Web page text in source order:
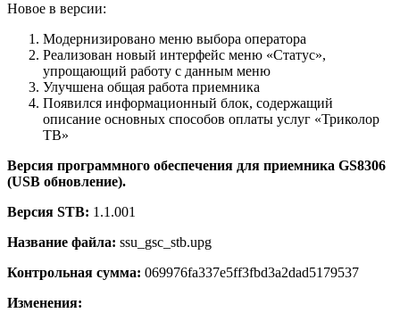
Новое в версии:
Модернизировано меню выбора оператора
Реализован новый интерфейс меню «Статус»,
упрощающий работу с данным меню
Улучшена общая работа приемника
Появился информационный блок, содержащий
описание основных способов оплаты услуг «Триколор
ТВ»
Версия программного обеспечения для приемника GS8306
(USB обновление).
Версия STB: 1.1.001
Название файла: ssu_gsc_stb.upg
Контрольная сумма: 069976fa337e5ff3fbd3a2dad5179537
Изменения: